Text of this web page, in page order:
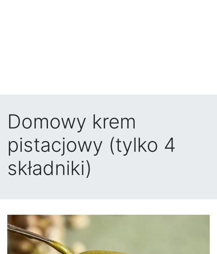
Domowy krem
pistacjowy (tylko 4
składniki)